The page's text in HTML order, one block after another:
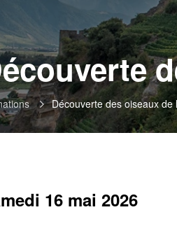
Découverte des oiseaux
16 mai 2026